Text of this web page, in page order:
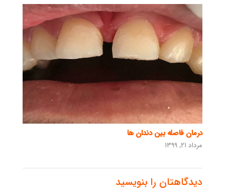
درمان فاصله بین دندان ها
مرداد ۲۱, ۱۳۹۹
دیدگاهتان را بنویسید